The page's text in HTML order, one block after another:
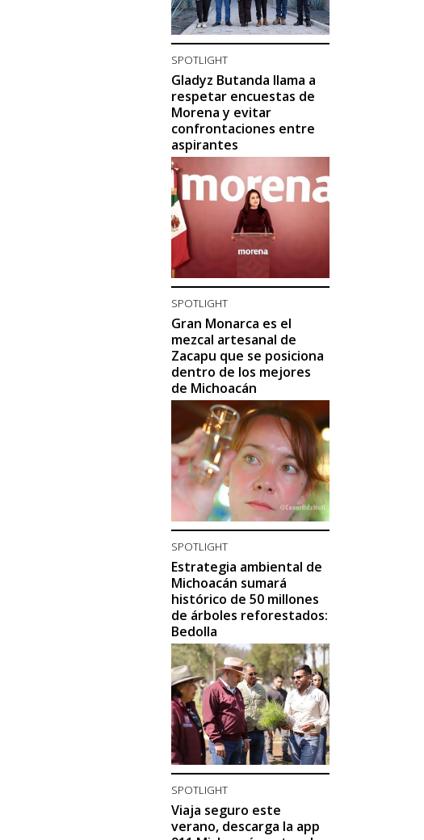
SPOTLIGHT
Gladyz Butanda llama a
respetar encuestas de
Morena y evitar
confrontaciones entre
aspirantes
SPOTLIGHT
Gran Monarca es el
mezcal artesanal de
Zacapu que se posiciona
dentro de los mejores
de Michoacán
SPOTLIGHT
Estrategia ambiental de
Michoacán sumará
histórico de 50 millones
de árboles reforestados:
Bedolla
SPOTLIGHT
Viaja seguro este
verano, descarga la app